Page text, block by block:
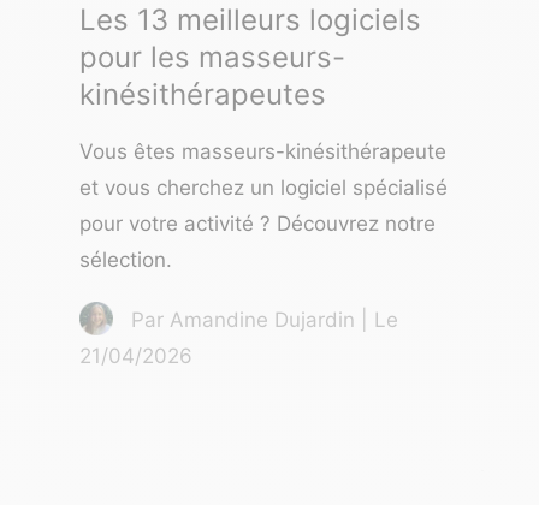
Les 13 meilleurs logiciels
pour les masseurs-
kinésithérapeutes
Vous êtes masseurs-kinésithérapeute
et vous cherchez un logiciel spécialisé
pour votre activité ? Découvrez notre
sélection.
Par Amandine Dujardin | Le
21/04/2026